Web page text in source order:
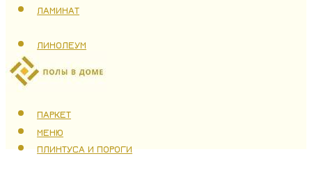
ЛАМИНАТ
ЛИНОЛЕУМ
ТЕПЛЫЙ ПОЛ
ПАРКЕТ
ПЛИНТУСА И ПОРОГИ
МЕНЮ